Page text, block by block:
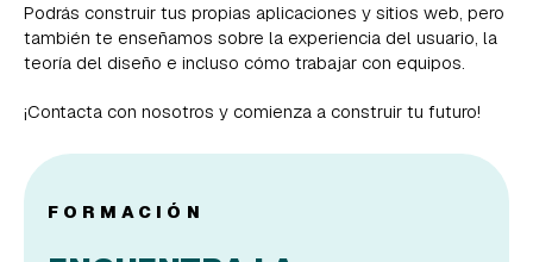
Podrás construir tus propias aplicaciones y sitios web, pero
también te enseñamos sobre la experiencia del usuario, la
teoría del diseño e incluso cómo trabajar con equipos.
¡Contacta con nosotros y comienza a construir tu futuro!
FORMACIÓN